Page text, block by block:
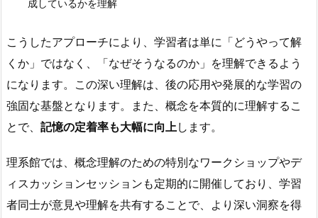
成しているかを理解
こうしたアプローチにより、学習者は単に「どうやって解
くか」ではなく、「なぜそうなるのか」を理解できるよう
になります。この深い理解は、後の応用や発展的な学習の
強固な基盤となります。また、概念を本質的に理解するこ
とで、 記憶の定着率も大幅に向上 します。
理系館では、概念理解のための特別なワークショップやデ
ィスカッションセッションも定期的に開催しており、学習
者同士が意見や理解を共有することで、より深い洞察を得